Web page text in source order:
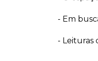
- Em
- Leituras